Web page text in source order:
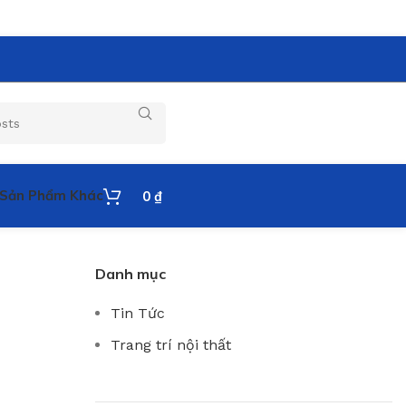
Sản Phẩm Khác 0 ₫
Danh mục
Tin Tức
Trang trí nội thất